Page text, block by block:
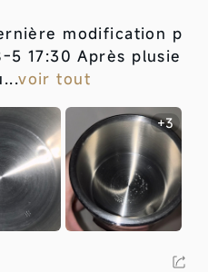
modification p
17:30 Après plusie
voir tout
+3